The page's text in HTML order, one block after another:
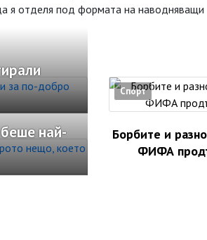
я отделя под формата на наводняващи
най-
Спорт
Борбите и
ФИФА